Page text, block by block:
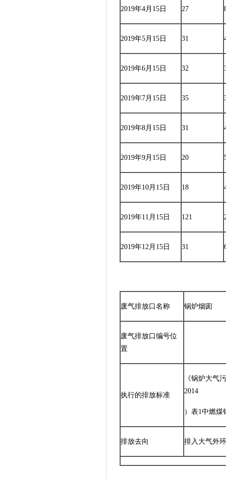
2019年4月15日 27
2019年5月15日 31
2019年6月15日 32
2019年7月15日 35
2019年8月15日 31
2019年9月15日 20
2019年10月15日 18
2019年11月15日 121
2019年12月15日 31
废气排放口名称 锅炉烟囱
废气排放口编号位
置
执行的排放标准
《锅炉大气
2014
）表1中燃煤
排放去向 排入大气外